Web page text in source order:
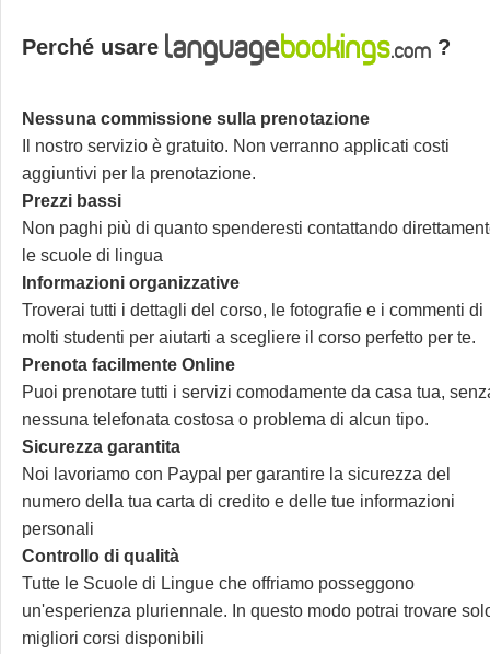
Perché usare ?
Nessuna commissione sulla prenotazione
Il nostro servizio è gratuito. Non verranno applicati costi
aggiuntivi per la prenotazione.
Prezzi bassi
Non paghi più di quanto spenderesti contattando
le scuole di lingua
Informazioni organizzative
Troverai tutti i dettagli del corso, le fotografie e i commenti di
molti studenti per aiutarti a scegliere il corso perfetto per te.
Prenota facilmente Online
Puoi prenotare tutti i servizi comodamente da casa tua,
nessuna telefonata costosa o problema di alcun tipo.
Sicurezza garantita
Noi lavoriamo con Paypal per garantire la sicurezza del
numero della tua carta di credito e delle tue informazioni
personali
Controllo di qualità
Tutte le Scuole di Lingue che offriamo posseggono
un'esperienza pluriennale. In questo modo potrai trovare
migliori corsi disponibili